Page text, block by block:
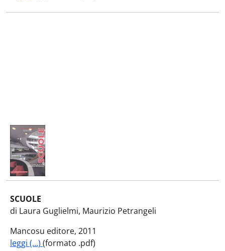
SCUOLE
di Laura Guglielmi, Maurizio Petrangeli
Mancosu editore, 2011
leggi (...) (formato .pdf)